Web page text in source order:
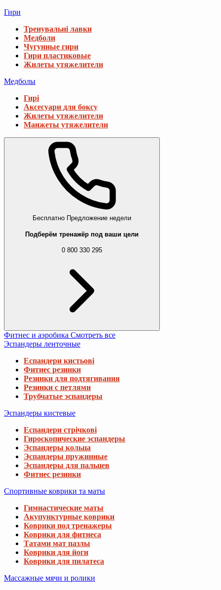
Гири
Тренувальні лавки
Медболи
Чугунные гири
Гири пластиковые
Жилеты утяжелители
Медболы
Гирі
Аксесуари для боксу
Жилеты утяжелители
Манжеты утяжелители
Бесплатно Предложение недели
Подберём тренажёр под ваши цели
0 800 330 295
Фитнес и аэробика Смотреть все
Эспандеры ленточные
Еспандери кистьові
Фитнес резинки
Резинки для подтягивания
Резинки с петлями
Трубчатые эспандеры
Эспандеры кистевые
Еспандери стрічкові
Гироскопические эспандеры
Эспандеры кольца
Эспандеры пружинные
Эспандеры для пальцев
Фитнес резинки
Спортивные коврики та маты
Гимнастические маты
Акупунктурные коврики
Коврики под тренажеры
Коврики для фитнеса
Татами мат пазлы
Коврики для йоги
Коврики для пилатеса
Массажные мячи и ролики